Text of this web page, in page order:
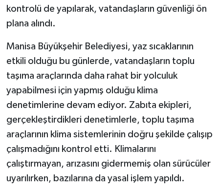
kontrolü de yapılarak, vatandaşların güvenliği ön
plana alındı.
Manisa Büyükşehir Belediyesi, yaz sıcaklarının
etkili olduğu bu günlerde, vatandaşların toplu
taşıma araçlarında daha rahat bir yolculuk
yapabilmesi için yapmış olduğu klima
denetimlerine devam ediyor. Zabıta ekipleri,
gerçekleştirdikleri denetimlerle, toplu taşıma
araçlarının klima sistemlerinin doğru şekilde çalışıp
çalışmadığını kontrol etti. Klimalarını
çalıştırmayan, arızasını gidermemiş olan sürücüler
uyarılırken, bazılarına da yasal işlem yapıldı.